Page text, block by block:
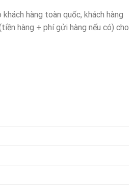
hàng toàn quốc, khách hàng
hàng + phí gửi hàng nếu có) cho